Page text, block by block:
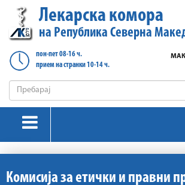
Лекарска комора
на Република Северна
пон-пет 08-16 ч.
прием на странки 10-14 ч.
МАК
Комисија за етички и правни